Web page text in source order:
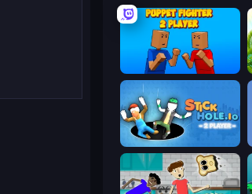
Puppet Fighter 2 Player
Stickhole.io